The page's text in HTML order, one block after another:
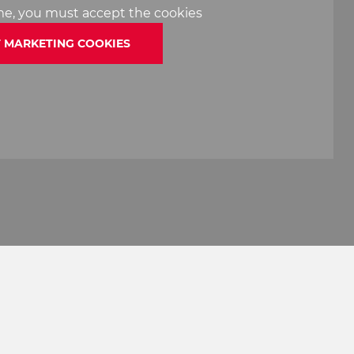
you must accept the cookies
MARKETING COOKIES